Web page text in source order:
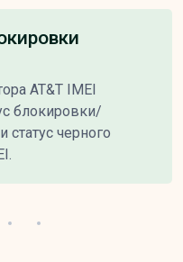
AT&T IMEI
блокировки/
статус черного